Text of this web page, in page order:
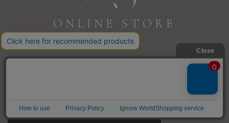
商品を探す SEARCH
ONLINE STORE
COPYRIGHT © ORIBE ALL RIGHTS RESERVED.